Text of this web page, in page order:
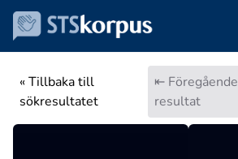
« Tillbaka till
sökresultatet
⇤ Föregående
resultat